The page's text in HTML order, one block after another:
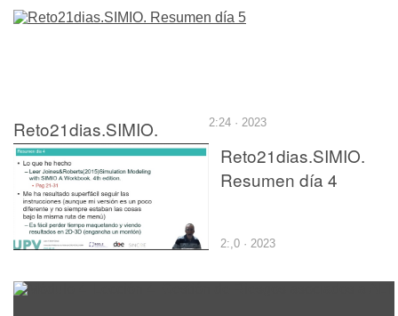
Reto21dias.SIMIO.
Resumen día 5
2:24 · 2023
Reto21dias.SIMIO.
Resumen día 4
2:,0 · 2023